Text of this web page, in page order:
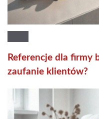
Referencje dla firmy
zaufanie klientów?